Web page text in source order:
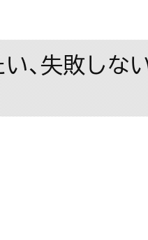
、失敗しな